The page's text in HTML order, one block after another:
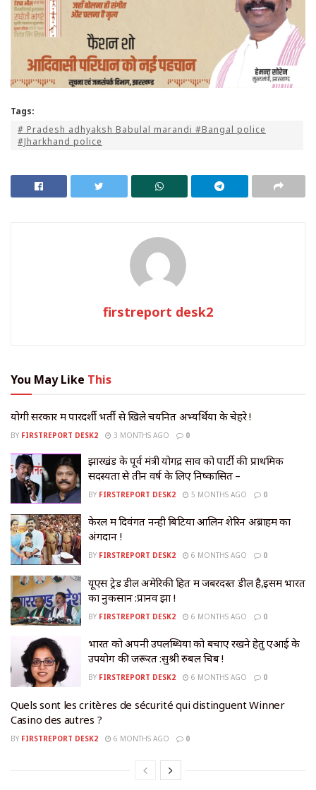
Tags:
# Pradesh adhyaksh Babulal marandi #Bangal police
#Jharkhand police
firstreport desk2
You May Like This
योगी सरकार में पारदर्शी भर्ती से खिले चयनित अभ्यर्थियों के चेहरे !
BY FIRSTREPORT DESK2 3 MONTHS AGO 0
झारखंड के पूर्व मंत्री योगेंद्र साव को पार्टी की प्राथमिक
सदस्यता से तीन वर्ष के लिए निष्कासित –
BY FIRSTREPORT DESK2 5 MONTHS AGO 0
केरल में दिवंगत नन्ही बिटिया आलिन शेरिन अब्राहम का
अंगदान !
BY FIRSTREPORT DESK2 6 MONTHS AGO 0
यूएस ट्रेड डील अमेरिकी हित में जबरदस्त डील है,इसमें भारत
का नुकसान :प्रानव झा !
BY FIRSTREPORT DESK2 6 MONTHS AGO 0
भारत को अपनी उपलब्धियों को बचाए रखने हेतु एआई के
उपयोग की जरूरत :सुश्री रुबल चिब !
BY FIRSTREPORT DESK2 6 MONTHS AGO 0
Quels sont les critères de sécurité qui distinguent Winner
Casino des autres ?
BY FIRSTREPORT DESK2 6 MONTHS AGO 0